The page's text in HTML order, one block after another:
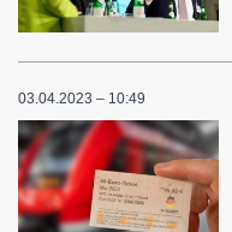
03.04.2023 – 10:49